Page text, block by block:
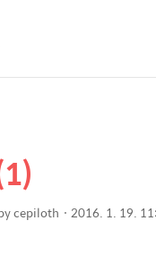
cepiloth 2016. 1. 19.